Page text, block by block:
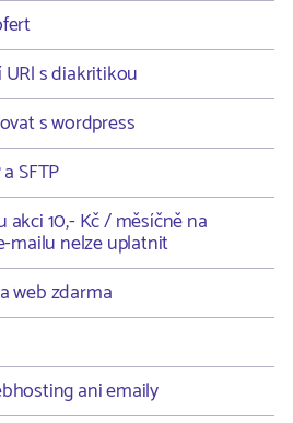
s diakritikou
s wordpress
SFTP
akci 10,- Kč / měsíčně na
mailu nelze uplatnit
web zdarma
ani emaily